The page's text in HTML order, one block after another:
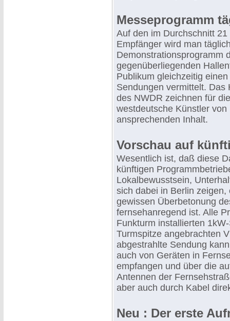
Messeprogramm
Auf den im Durchschnitt
Empfänger wird man
Demonstrationsprogramm
gegenüberliegenden
Publikum gleichzeitig
Sendungen vermittelt. Das
des NWDR zeichnen für
westdeutsche Künstler
ansprechenden Inhalt.
Vorschau auf
Wesentlich ist, daß diese
künftigen
Lokalbewusstsein,
sich dabei in Berlin
gewissen Überbetonung
fernsehanregend ist. Alle
Funkturm installierten
Turmspitze angebrachten
abgestrahlte Sendung
auch von Geräten in
empfangen und über die
Antennen der
aber auch durch Kabel
Neu : Der erste